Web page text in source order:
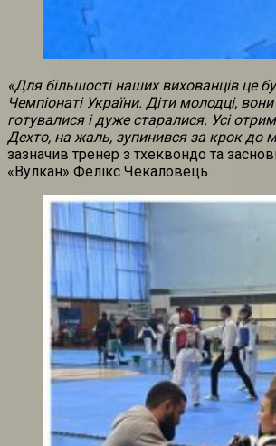
«Для більшості наших вихованців це
Чемпіонаті України. Діти молодці,
готувалися і дуже старалися. Усі
Дехто, на жаль, зупинився за крок до
зазначив тренер з тхеквондо та
«Вулкан» Фелікс Чекаловець.